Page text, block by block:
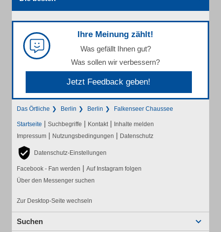
Ihre Meinung zählt!
Was gefällt Ihnen gut?
Was sollen wir verbessern?
Jetzt Feedback geben!
Das Örtliche Berlin Berlin Falkenseer Chaussee
Startseite | Suchbegriffe | Kontakt | Inhalte melden
Impressum | Nutzungsbedingungen | Datenschutz
Datenschutz-Einstellungen
Facebook - Fan werden | Auf Instagram folgen
Über den Messenger suchen
Zur Desktop-Seite wechseln
Suchen